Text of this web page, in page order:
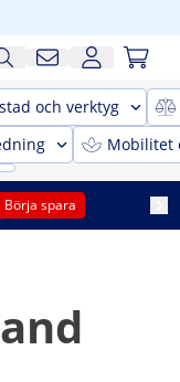
och verktyg
Mobilitet
Börja spara